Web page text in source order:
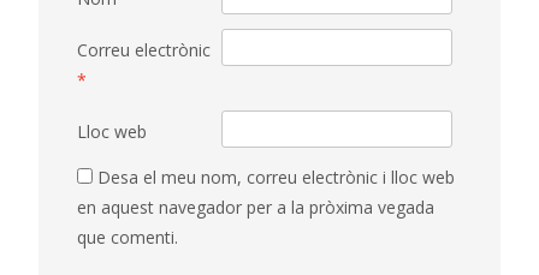
Correu electrònic
*
Lloc web
Desa el meu nom, correu electrònic i lloc web
en aquest navegador per a la pròxima vegada
que comenti.